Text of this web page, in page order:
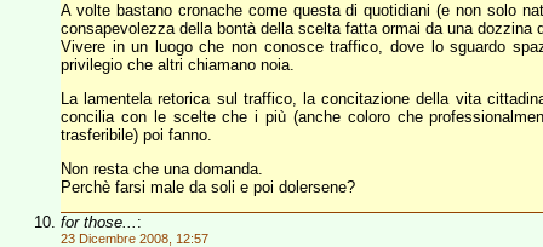
A volte bastano cronache come questa di quotidiani (e non solo
consapevolezza della bontà della scelta fatta ormai da una dozzina
Vivere in un luogo che non conosce traffico, dove lo sguardo
privilegio che altri chiamano noia.
La lamentela retorica sul traffico, la concitazione della vita
concilia con le scelte che i più (anche coloro che
trasferibile) poi fanno.
Non resta che una domanda.
Perchè farsi male da soli e poi dolersene?
for those... :
23 Dicembre 2008, 12:57